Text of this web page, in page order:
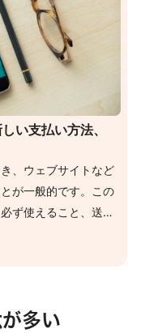
い支払い方法、
、ウェブサイトなど
が一般的です。この
ず使えること、送金
して貼り付けるだけ
る送金がすべて見れ
多い